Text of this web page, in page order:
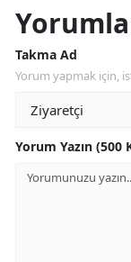
Takma Ad
Yorum yapmak için,
Yorum Yazın (500